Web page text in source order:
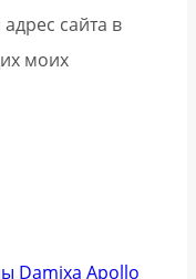
сайта в
моих